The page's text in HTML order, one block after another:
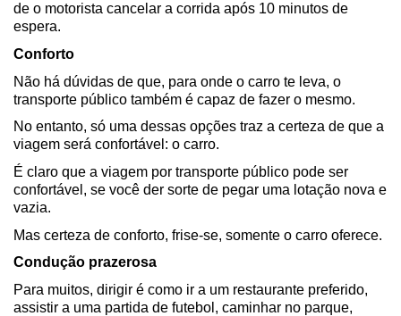
de o motorista cancelar a corrida após 10 minutos de
espera.
Conforto
Não há dúvidas de que, para onde o carro te leva, o
transporte público também é capaz de fazer o mesmo.
No entanto, só uma dessas opções traz a certeza de que a
viagem será confortável: o carro.
É claro que a viagem por transporte público pode ser
confortável, se você der sorte de pegar uma lotação nova e
vazia.
Mas certeza de conforto, frise-se, somente o carro oferece.
Condução prazerosa
Para muitos, dirigir é como ir a um restaurante preferido,
assistir a uma partida de futebol, caminhar no parque,